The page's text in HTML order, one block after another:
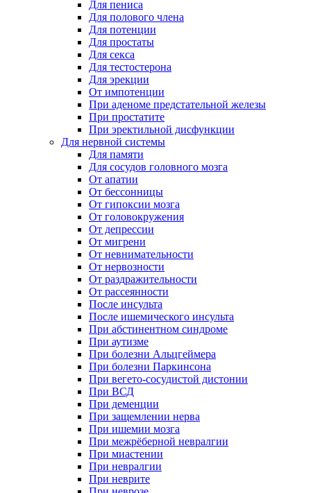
Для пениса
Для полового члена
Для потенции
Для простаты
Для секса
Для тестостерона
Для эрекции
От импотенции
При аденоме предстательной железы
При простатите
При эректильной дисфункции
Для нервной системы
Для памяти
Для сосудов головного мозга
От апатии
От бессонницы
От гипоксии мозга
От головокружения
От депрессии
От мигрени
От невнимательности
От нервозности
От раздражительности
От рассеянности
После инсульта
После ишемического инсульта
При абстинентном синдроме
При аутизме
При болезни Альцгеймера
При болезни Паркинсона
При вегето-сосудистой дистонии
При ВСД
При деменции
При защемлении нерва
При ишемии мозга
При межрёберной невралгии
При миастении
При невралгии
При неврите